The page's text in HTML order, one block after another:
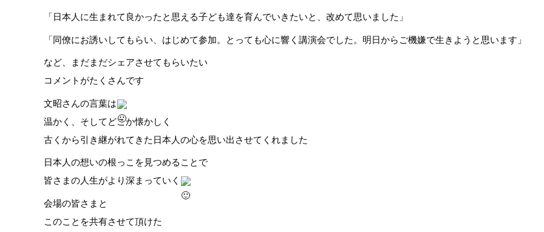
「日本人に生まれて良かったと思える子ども達を育んでいきたいと、改めて思いました」
「同僚にお誘いしてもらい、はじめて参加。 とっても心に響く講演会でした。明日からご機嫌で生きようと思います」
など、まだまだシェアさせてもらいたい
コメントがたくさんです
文昭さんの言葉は
温かく、そしてどこか懐かしく
古くから引き継がれてきた 日本人の心を思い出させてくれました
日本人の想いの根っこを見つめることで
皆さまの人生がより深まっていく
会場の皆さまと
このことを共有させて頂けた